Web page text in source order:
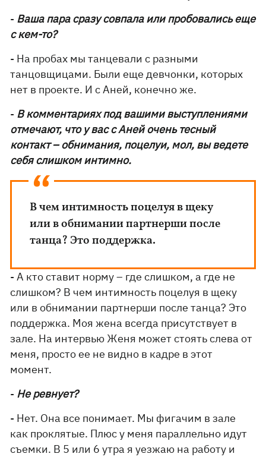
- Ваша пара сразу совпала или пробовались еще
с кем-то?
- На пробах мы танцевали с разными
танцовщицами. Были еще девчонки, которых
нет в проекте. И с Аней, конечно же.
- В комментариях под вашими выступлениями
отмечают, что у вас с Аней очень тесный
контакт – обнимания, поцелуи, мол, вы ведете
себя слишком интимно.
В чем интимность поцелуя в щеку
или в обнимании партнерши после
танца? Это поддержка.
- А кто ставит норму – где слишком, а где не
слишком? В чем интимность поцелуя в щеку
или в обнимании партнерши после танца? Это
поддержка. Моя жена всегда присутствует в
зале. На интервью Женя может стоять слева от
меня, просто ее не видно в кадре в этот
момент.
- Не ревнует?
- Нет. Она все понимает. Мы фигачим в зале
как проклятые. Плюс у меня параллельно идут
съемки. В 5 или 6 утра я уезжаю на работу и